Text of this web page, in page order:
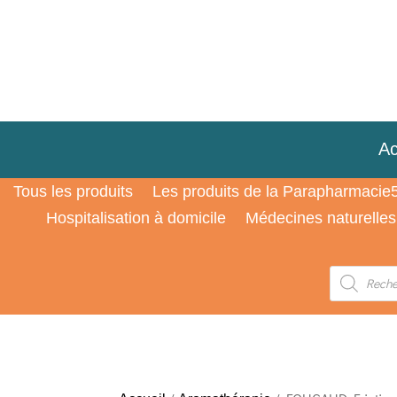
Tous les produits Les produits de la
Hospitalisation à domicile
Médecines naturelles
Recherche
produits